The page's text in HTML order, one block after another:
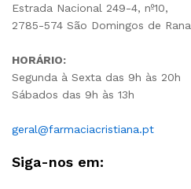
Estrada Nacional 249-4, nº10,
2785-574 São Domingos de Rana
HORÁRIO:
Segunda à Sexta das 9h às 20h
Sábados das 9h às 13h
geral@farmaciacristiana.pt
Siga-nos em: